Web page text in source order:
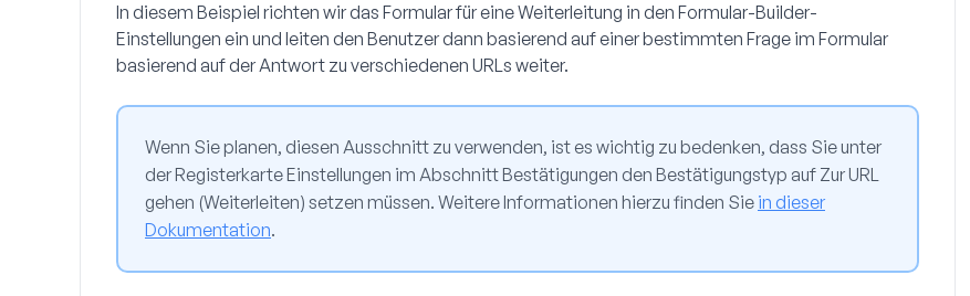
In diesem Beispiel richten wir das Formular für eine Weiterleitung in den Formular-Builder-
Einstellungen ein und leiten den Benutzer dann basierend auf einer bestimmten Frage im Formular
basierend auf der Antwort zu verschiedenen URLs weiter.
Wenn Sie planen, diesen Ausschnitt zu verwenden, ist es wichtig zu bedenken, dass Sie unter
der RegisterkarteEinstellungen im AbschnittBestätigungen den Bestätigungstyp auf Zur URL
gehen (Weiterleiten) setzen müssen. Weitere Informationen hierzu finden Sie in dieser
Dokumentation.